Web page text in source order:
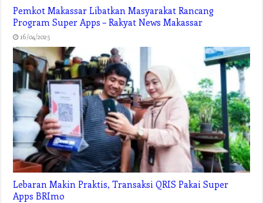
Pemkot Makassar Libatkan Masyarakat Rancang
Program Super Apps – Rakyat News Makassar
16/04/2025
Lebaran Makin Praktis, Transaksi QRIS Pakai Super
Apps BRImo